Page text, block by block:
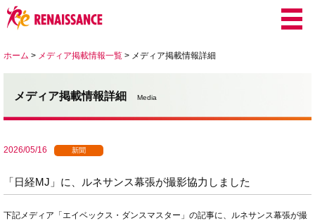
ホーム > メディア掲載情報一覧 > メディア掲載情報詳細
メディア掲載情報詳細 Media
2026/05/16 新聞
「日経MJ」に、ルネサンス幕張が撮影協力しました
下記メディア「エイベックス・ダンスマスター」の記事に、ルネサンス幕張が撮